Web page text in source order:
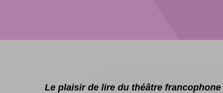
Le plaisir de lire du théâtre francophone